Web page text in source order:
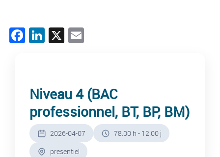
F
b
o
o
k
Li
n
X
Niveau 4 (BAC
professionnel, BT, BP, BM)
2026-04-07
78.00 h - 12.00 j
presentiel